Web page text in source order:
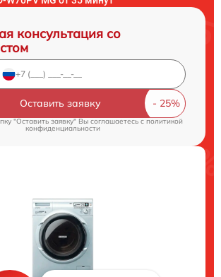
консультация со
Оставить заявку
"Оставить заявку" Вы соглашаетесь cполитикой
конфиденциальности